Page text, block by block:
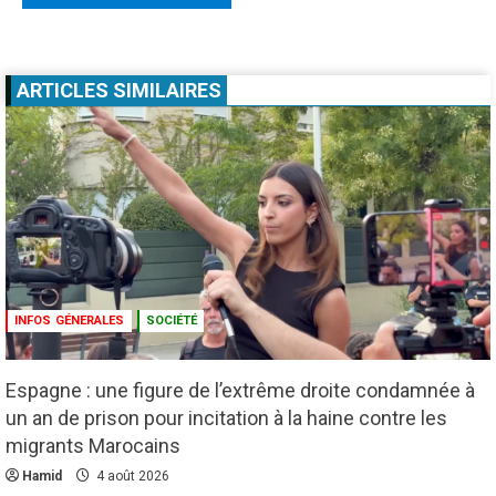
ARTICLES SIMILAIRES
INFOS GÉNERALES SOCIÉTÉ
Espagne : une figure de l’extrême droite condamnée à
un an de prison pour incitation à la haine contre les
migrants Marocains
Hamid 4 août 2026